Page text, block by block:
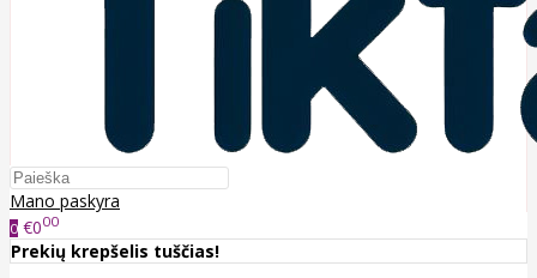
Mano paskyra
0 €000
Prekių krepšelis tuščias!